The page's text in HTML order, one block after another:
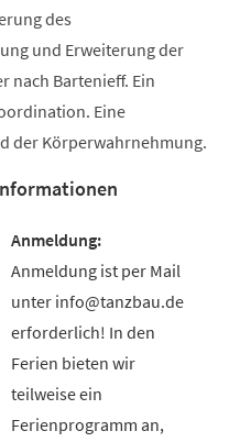
des
und Erweiterung der
nach Bartenieff. Ein
Eine
der Körperwahrnehmung.
Anmeldung ist per Mail
unter info@tanzbau.de
erforderlich! In den
Ferien bieten wir
teilweise ein
Ferienprogramm an,